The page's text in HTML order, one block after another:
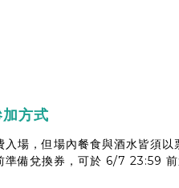
方式
入場，但場內餐食與酒水皆須以
準備兌換券，可於 6/7 23:59